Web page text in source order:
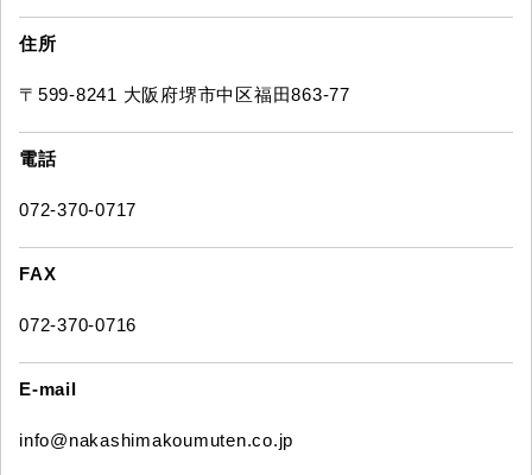
住所
〒599-8241 大阪府堺市中区福田863-77
電話
072-370-0717
FAX
072-370-0716
E-mail
info@nakashimakoumuten.co.jp